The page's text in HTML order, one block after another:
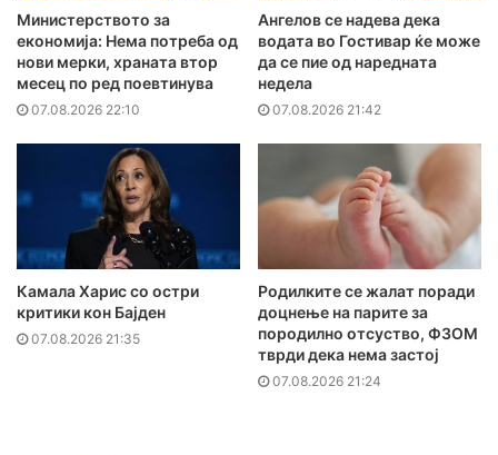
Министерството за
економија: Нема потреба од
нови мерки, храната втор
месец по ред поевтинува
07.08.2026 22:10
Ангелов се надева дека
водата во Гостивар ќе може
да се пие од наредната
недела
07.08.2026 21:42
Камала Харис со остри
критики кон Бајден
07.08.2026 21:35
Родилките се жалат поради
доцнење на парите за
породилно отсуство, ФЗОМ
тврди дека нема застој
07.08.2026 21:24